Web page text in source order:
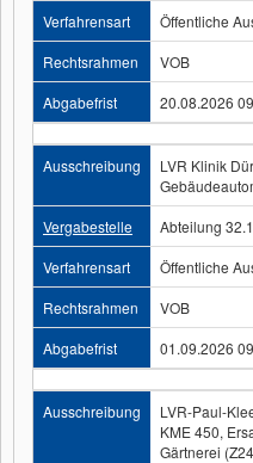
Verfahrensart
Öffentliche
Rechtsrahmen
VOB
Abgabefrist
20.08.2026
Ausschreibung
LVR Klinik
Vergabestelle
Abteilung
Verfahrensart
Öffentliche
Rechtsrahmen
VOB
Abgabefrist
01.09.2026
Ausschreibung
LVR-Paul-
KME 450,
Gärtnerei